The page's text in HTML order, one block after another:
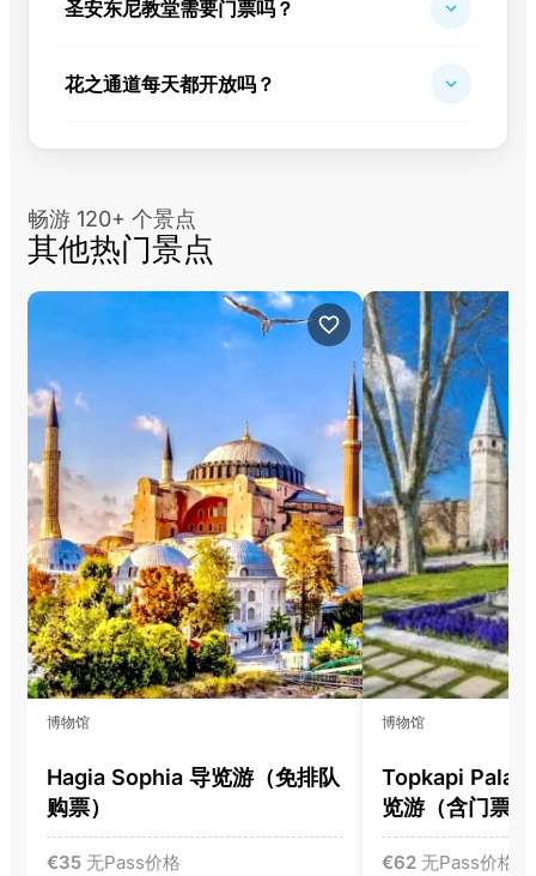
圣安东尼教堂需要门票吗？
花之通道每天都开放吗？
畅游 120+ 个景点
其他热门景点
博物馆
Hagia Sophia 导览游（免排队
购票）
€35 无Pass价格
博物馆
Topkapi
览游（含门票）
€62 无Pass价格